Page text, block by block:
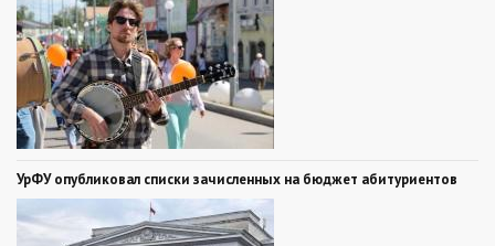
УрФУ опубликовал списки зачисленных на бюджет абитуриентов